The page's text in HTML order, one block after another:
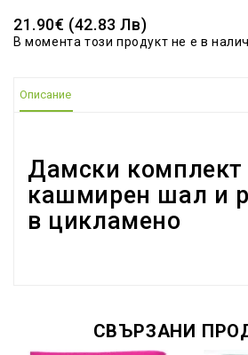
21.90€ (42.83 Лв)
В момента този продукт не е в
Описание
Дамски комплект
кашмирен шал и
в цикламено
СВЪРЗАНИ